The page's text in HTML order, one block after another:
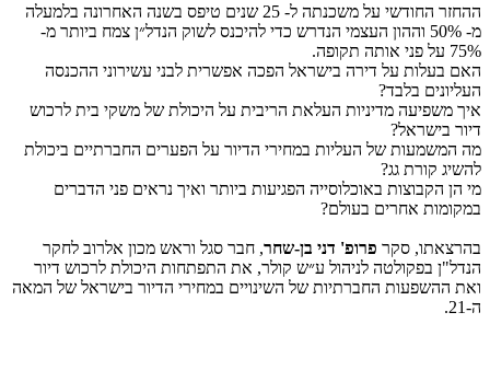
ההחזר החודשי על משכנתה ל- 25 שנים טיפס בשנה האחרונה בלמעלה
מ- 50% וההון העצמי הנדרש כדי להיכנס לשוק הנדל״ן צמח ביותר מ-
75% על פני אותה תקופה.
האם בעלות על דירה בישראל הפכה אפשרית לבני עשירוני ההכנסה
העליונים בלבד?
איך משפיעה מדיניות העלאת הריבית על היכולת של משקי בית לרכוש
דיור בישראל?
מה המשמעות של העליות במחירי הדיור על הפערים החברתיים ביכולת
להשיג קורת גג?
מי הן הקבוצות באוכלוסייה הפגיעות ביותר ואיך נראים פני הדברים
במקומות אחרים בעולם?
בהרצאתו, סקר פרופ' דני בן-שחר, חבר סגל וראש מכון אלרוב לחקר
הנדל"ן בפקולטה לניהול ע״ש קולר, את התפתחות היכולת לרכוש דיור
ואת ההשפעות החברתיות של השינויים במחירי הדיור בישראל של המאה
ה-21.